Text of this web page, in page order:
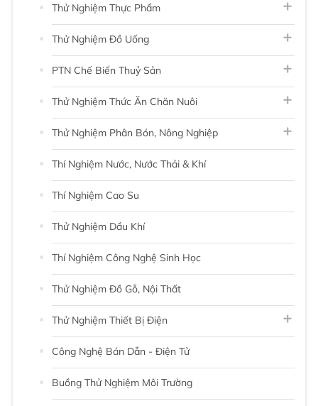
Thử Nghiệm Thực Phẩm
Thử Nghiệm Đồ Uống
PTN Chế Biến Thuỷ Sản
Thử Nghiệm Thức Ăn Chăn Nuôi
Thử Nghiệm Phân Bón, Nông Nghiệp
Thí Nghiệm Nước, Nước Thải & Khí
Thí Nghiệm Cao Su
Thử Nghiệm Dầu Khí
Thí Nghiệm Công Nghệ Sinh Học
Thử Nghiệm Đồ Gỗ, Nội Thất
Thử Nghiệm Thiết Bị Điện
Công Nghệ Bán Dẫn - Điện Tử
Buồng Thử Nghiệm Môi Trường